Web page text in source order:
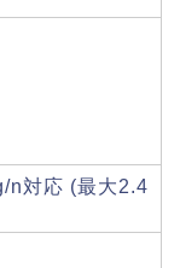
n対応 (最大2.4